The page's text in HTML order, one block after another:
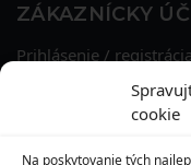
cookie
Na poskytovanie tých
ZÁKAZNÍCKY
Prihlásenie / registrácia
História objednávok